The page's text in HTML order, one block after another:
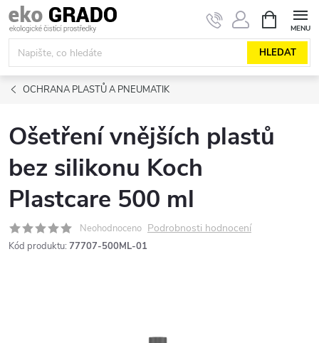
Přejít
na
obsah
HLEDAT
NÁKUPNÍ
KOŠÍK
OCHRANA PLASTŮ A PNEUMATIK
Ošetření vnějších plastů
bez silikonu Koch
Plastcare 500 ml
Neohodnoceno Podrobnosti hodnocení
Kód produktu: 77707-500ML-01